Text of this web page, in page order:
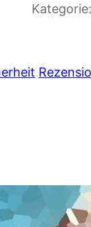
Kategorie: